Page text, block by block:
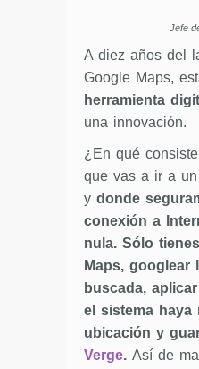
Jefe
A diez años del
Google Maps,
herramienta
una innovación.
¿En qué
que vas a ir a
y donde
conexión a
nula. Sólo
Maps, googlear
buscada,
el sistema haya
ubicación y
Verge. Así de